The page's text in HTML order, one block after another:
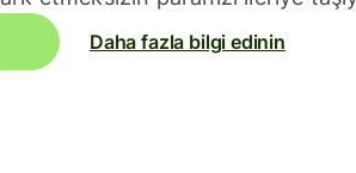
Daha fazla bilgi edinin